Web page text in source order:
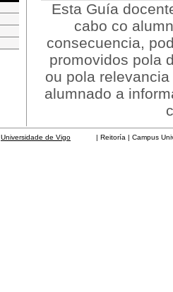
Esta Guía
cabo co
consecuencia,
promovidos pola
ou pola
alumnado a
Universidade de Vigo | Reitoría | Campus